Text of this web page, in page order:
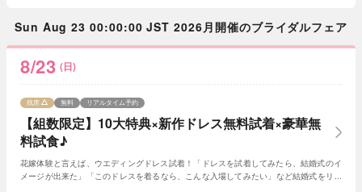
Sun Aug 23 00:00:00 JST 2026月開催のブライダルフェア
8/23 (日)
【組数限定】10大特典×新作ドレス無料試着×豪華無
料試食♪
残席 無料 リアルタイム予約
花嫁体験と言えば、ウエディングドレス試着！「ドレスを試着してみたら、結婚式のイ
メージが出来た」「このドレスを着るなら、こんな入場してみたい」など結婚式をリア